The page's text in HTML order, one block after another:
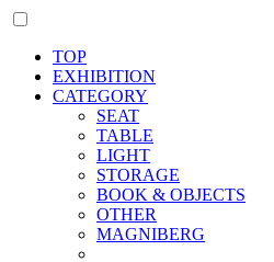
TOP
EXHIBITION
CATEGORY
SEAT
TABLE
LIGHT
STORAGE
BOOK & OBJECTS
OTHER
MAGNIBERG